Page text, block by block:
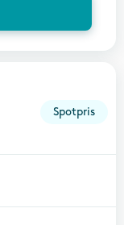
Spotpris